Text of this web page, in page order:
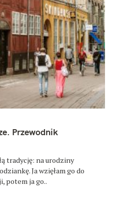
Przewodnik
tradycję: na urodziny
Ja wzięłam go do
potem ja go..